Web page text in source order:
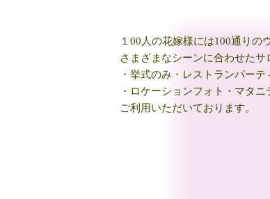
１00人の花嫁様には100通りの
さまざまなシーンに合わせた
・挙式のみ・レストランパー
・ロケーションフォト・マタ
ご利用いただいております。